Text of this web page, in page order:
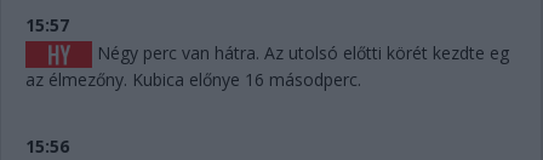
15:57
Négy perc van hátra. Az utolsó előtti körét kezdte eg
az élmezőny. Kubica előnye 16 másodperc.
15:56